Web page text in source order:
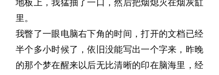
她谈谈心更好？明明当时在我面前是一个活生生
的人，为什么甘愿只是旁观？
“不是的，这样子才是最好的。”烟一点点燃烧变
短，语气也变得沉缓。“是我一直和自己较劲，
一直在逃避问题。”她掐灭了烟头。“还记得你刚
我交了一个朋友，他叫林屿，我们在一起一年多
了。我不知道那算不算爱。和他在一起的时候我
很放松，我可以不说话，他知道我不是在生气，
只是不想说话。他会在我熬夜画画的时候给我带
她是在这里长大的孩子，但对于她在这里的故事
我了解得不是很多，如果当时多问问就好了。这
个项链，我以前经常见她戴着呢。最后我只拿走
了它，其它的东西可以分给其它的孩子们或者卖
么？”每当家里发生了一些不顺利的事情，他总
会躲在房间里呢喃着这句话。我静默地站在门
后，仔细地辨别里面可能发生的任何骚动。
如果他背负了太多的眼泪，那么至少他的眼泪就
“4栋，我也不知道是新楼还是旧楼。”袁丽抬起
头来，看到司机大爷正在注视着自己，仿佛不知
道地址就没办法开车一样。
得到了详细地址，司机大爷点了点头，坐直了身
里，就想出去看看吧，毕业以后就离开京城，再
也不回来了。
就是那个时候，遇到了夏楠。
那天傍晚，陈墨一个人坐在马路牙子上提着一塑
料袋啤酒边喝边看来来往往的人，他拿着喝光的
里。
我瞥了一眼电脑右下角的时间，打开的文档已经
半个多小时候了，依旧没能写出一个字来，昨晚
的那个梦在醒来以后无比清晰的印在脑海里，经